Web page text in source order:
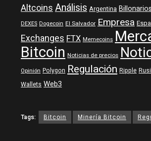
AltcoinsAnálisis Argentina
DEXES Dogecoin El Salvador Empresa
ExchangesFTX Memecoins
Bitcoin Noticias de precios
Opinión Polygon Regulación Ripple
Wallets Web3
Tags: Bitcoin Minería Bitcoin